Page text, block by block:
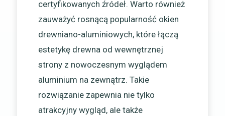
certyfikowanych źródeł. Warto również
zauważyć rosnącą popularność okien
drewniano-aluminiowych, które łączą
estetykę drewna od wewnętrznej
strony z nowoczesnym wyglądem
aluminium na zewnątrz. Takie
rozwiązanie zapewnia nie tylko
atrakcyjny wygląd, ale także